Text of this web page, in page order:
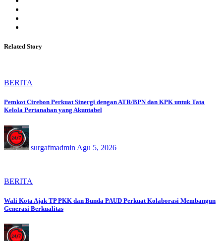
Related Story
BERITA
Pemkot Cirebon Perkuat Sinergi dengan ATR/BPN dan KPK untuk Tata
Kelola Pertanahan yang Akuntabel
surgafmadmin Agu 5, 2026
BERITA
Wali Kota Ajak TP PKK dan Bunda PAUD Perkuat Kolaborasi Membangun
Generasi Berkualitas